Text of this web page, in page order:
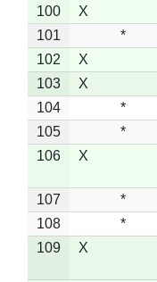
100 X
101
*
102
X
103
X
104
*
105
*
106
X
107 *
108
*
109
X